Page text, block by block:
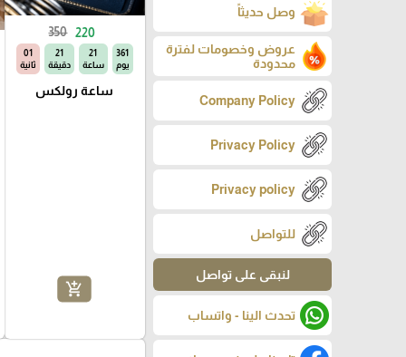
وصل حديثاً
عروض وخصومات لفترة
محدودة
Company Policy
Privacy Policy
Privacy policy
للتواصل
لنبقى على تواصل
تحدث الينا - واتساب
350 220
361
يوم
21
ساعة
21
دقيقة
00
ثانية
ساعة رولكس
add_shopping_cart